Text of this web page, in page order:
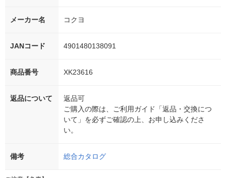
メーカー名 コクヨ
JANコード 4901480138091
商品番号 XK23616
返品について
返品可
ご購入の際は、ご利用ガイド「返品・交換につ
いて」を必ずご確認の上、お申し込みくださ
い。
備考 総合カタログ